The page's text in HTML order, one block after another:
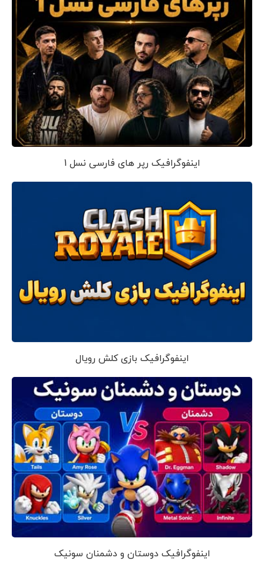
اینفوگرافیک رپر های فارسی نسل 1
اینفوگرافیک بازی کلش رویال
اینفوگرافیک دوستان و دشمنان سونیک